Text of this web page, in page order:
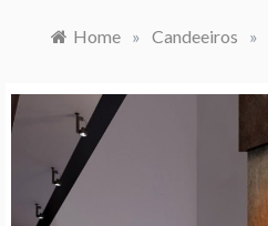
Home » Candeeiros »